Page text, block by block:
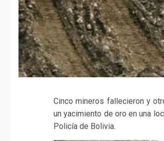
Cinco mineros fallecieron y
un yacimiento de oro en una
Policía de Bolivia.